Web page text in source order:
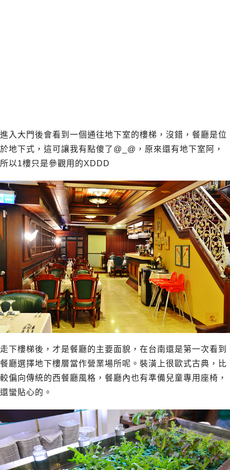
進入大門後會看到一個通往地下室的樓梯，沒錯，餐廳是位
於地下式，這可讓我有點傻了@_@，原來還有地下室阿，
所以1樓只是參觀用的XDDD
走下樓梯後，才是餐廳的主要面貌，在台南還是第一次看到
餐廳選擇地下樓層當作營業場所呢。裝潢上很歐式古典，比
較偏向傳統的西餐廳風格，餐廳內也有準備兒童專用座椅，
還蠻貼心的。